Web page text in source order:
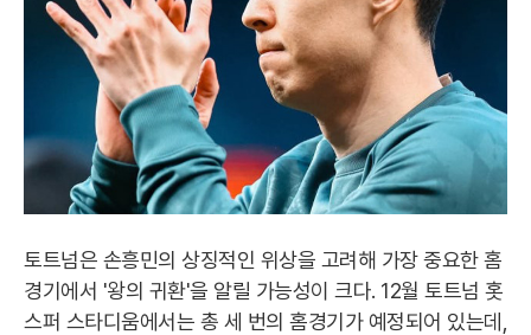
토트넘은 손흥민의 상징적인 위상을 고려해 가장 중요한 홈
경기에서 '왕의 귀환'을 알릴 가능성이 크다. 12월 토트넘 홋
스퍼 스타디움에서는 총 세 번의 홈경기가 예정되어 있는데,